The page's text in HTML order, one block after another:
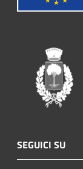
SEGUICI SU